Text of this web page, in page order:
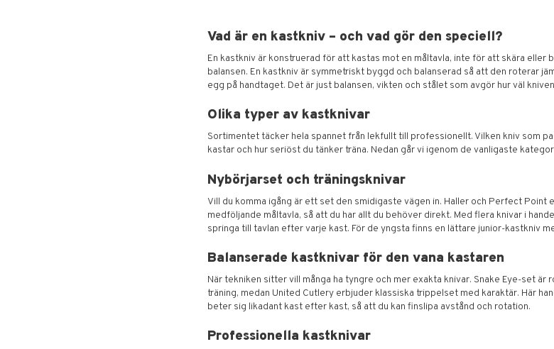
Vad är en kastkniv – och vad gör den speciell?
En kastkniv är konstruerad för att kastas mot en måltavla, inte för att skära eller
balansen. En kastkniv är symmetriskt byggd och balanserad så att den roterar
egg på handtaget. Det är just balansen, vikten och stålet som avgör hur väl
Olika typer av kastknivar
Sortimentet täcker hela spannet från lekfullt till professionellt. Vilken kniv som
kastar och hur seriöst du tänker träna. Nedan går vi igenom de vanligaste
Nybörjarset och träningsknivar
Vill du komma igång är ett set den smidigaste vägen in. Haller och Perfect Point
medföljande måltavla, så att du har allt du behöver direkt. Med flera knivar i
springa till tavlan efter varje kast. För de yngsta finns en lättare junior-kastkniv
Balanserade kastknivar för den vana kastaren
När tekniken sitter vill många ha tyngre och mer exakta knivar. Snake Eye-set
träning, medan United Cutlery erbjuder klassiska trippelset med karaktär. Här
beter sig likadant kast efter kast, så att du kan finslipa avstånd och rotation.
Professionella kastknivar